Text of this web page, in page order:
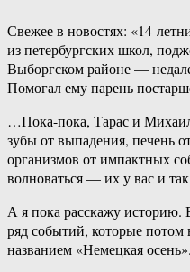
Свежее в новостях: «14-
из петербургских школ,
Выборгском районе —
Помогал ему парень
…Пока-пока, Тарас и
зубы от выпадения, печень
организмов от импактных
волноваться — их у вас и
А я пока расскажу историю.
ряд событий, которые
названием «Немецкая осень».